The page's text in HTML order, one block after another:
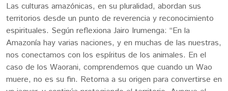
Las culturas amazónicas, en su pluralidad, abordan sus
territorios desde un punto de reverencia y reconocimiento
espirituales. Según reflexiona Jairo Irumenga: “En la
Amazonía hay varias naciones, y en muchas de las nuestras,
nos conectamos con los espíritus de los animales. En el
caso de los Waorani, comprendemos que cuando un Wao
muere, no es su fin. Retorna a su origen para convertirse en